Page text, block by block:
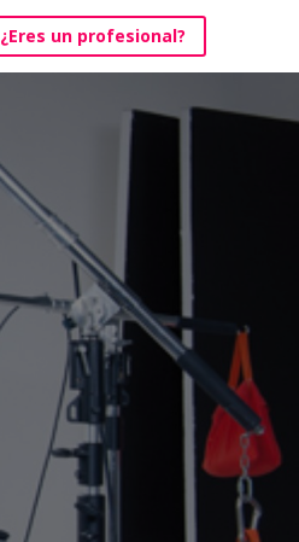
¿Eres un profesional?